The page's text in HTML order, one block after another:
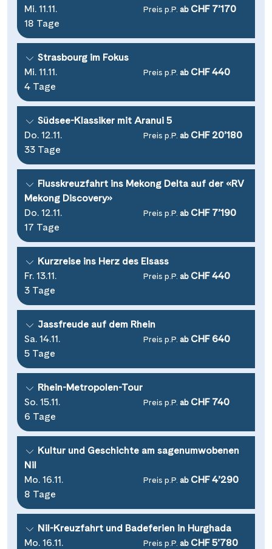
Mi. 11.11.
18 Tage
Preis p.P. ab CHF 7’170
Strasbourg im Fokus
Mi. 11.11.
4 Tage
Preis p.P. ab CHF 440
Südsee-Klassiker mit Aranui 5
Do. 12.11.
33 Tage
Preis p.P. ab CHF 20’180
Flusskreuzfahrt ins Mekong Delta auf der «RV
Mekong Discovery»
Do. 12.11.
17 Tage
Preis p.P. ab CHF 7’190
Kurzreise ins Herz des Elsass
Fr. 13.11.
3 Tage
Preis p.P. ab CHF 440
Jassfreude auf dem Rhein
Sa. 14.11.
5 Tage
Preis p.P. ab CHF 640
Rhein-Metropolen-Tour
So. 15.11.
6 Tage
Preis p.P. ab CHF 740
Kultur und Geschichte am sagenumwobenen
Nil
Mo. 16.11.
8 Tage
Preis p.P. ab CHF 4’290
Nil-Kreuzfahrt und Badeferien in Hurghada
Mo. 16.11.
Preis p.P. ab CHF 5’780